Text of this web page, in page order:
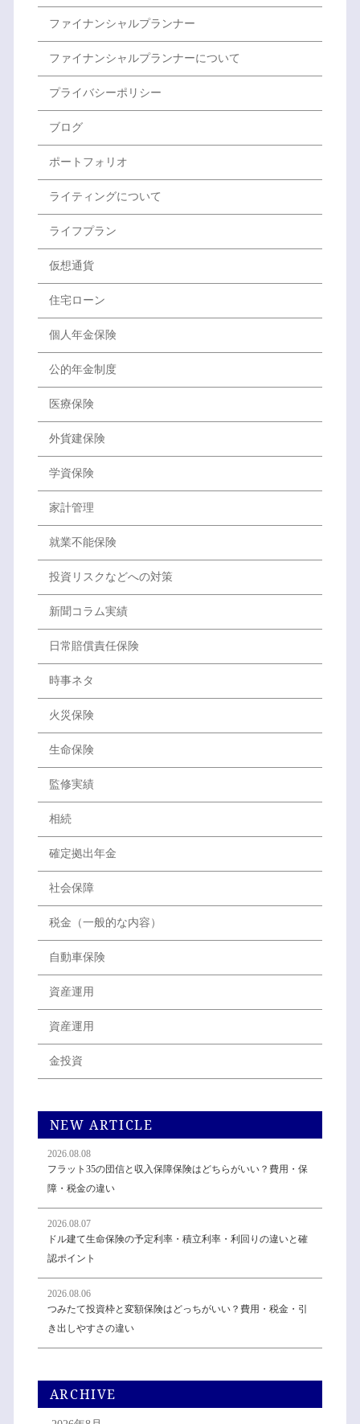
ファイナンシャルプランナー
ファイナンシャルプランナーについて
プライバシーポリシー
ブログ
ポートフォリオ
ライティングについて
ライフプラン
仮想通貨
住宅ローン
個人年金保険
公的年金制度
医療保険
外貨建保険
学資保険
家計管理
就業不能保険
投資リスクなどへの対策
新聞コラム実績
日常賠償責任保険
時事ネタ
火災保険
生命保険
監修実績
相続
確定拠出年金
社会保障
税金（一般的な内容）
自動車保険
資産運用
資産運用
金投資
NEW ARTICLE
2026.08.08
フラット35の団信と収入保障保険はどちらがいい？費用・保
障・税金の違い
2026.08.07
ドル建て生命保険の予定利率・積立利率・利回りの違いと確
認ポイント
2026.08.06
つみたて投資枠と変額保険はどっちがいい？費用・税金・引
き出しやすさの違い
ARCHIVE